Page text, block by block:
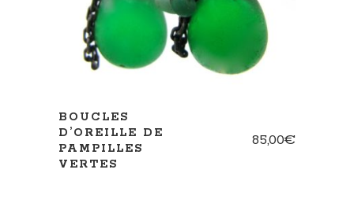
BOUCLES
D’OREILLE DE
PAMPILLES
VERTES
85,00€